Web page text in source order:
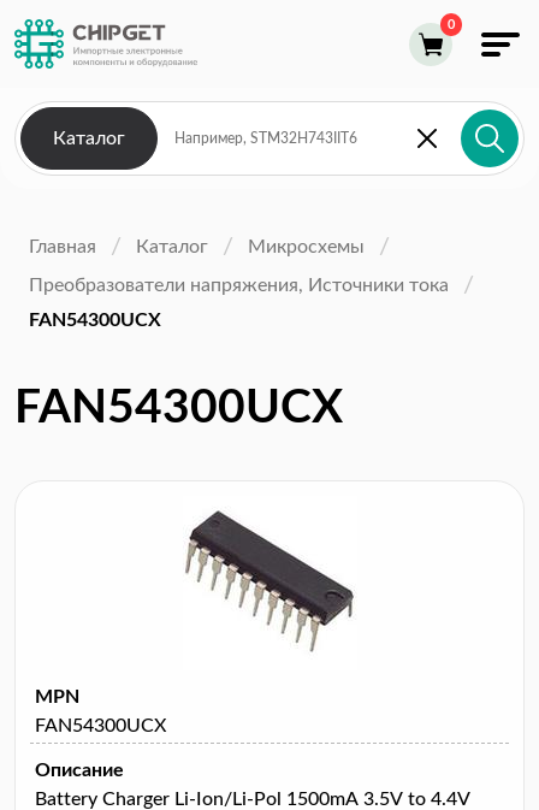
Каталог
Главная Каталог
Микросхемы
Преобразователи напряжения, Источники тока
FAN54300UCX
FAN54300UCX
MPN
FAN54300UCX
Описание
Battery Charger Li-Ion/Li-Pol 1500mA 3.5V to 4.4V